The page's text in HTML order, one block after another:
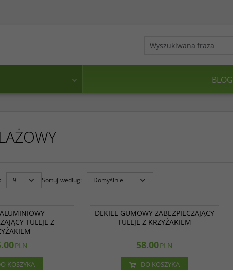
BLOG
: Sortuj według:
TULEJE Z
PLN
KOSZYKA
DEKIEL GUMOWY ZABEZPIECZAJĄCY
TULEJE Z KRZYŻAKIEM
58.00PLN
DO KOSZYKA